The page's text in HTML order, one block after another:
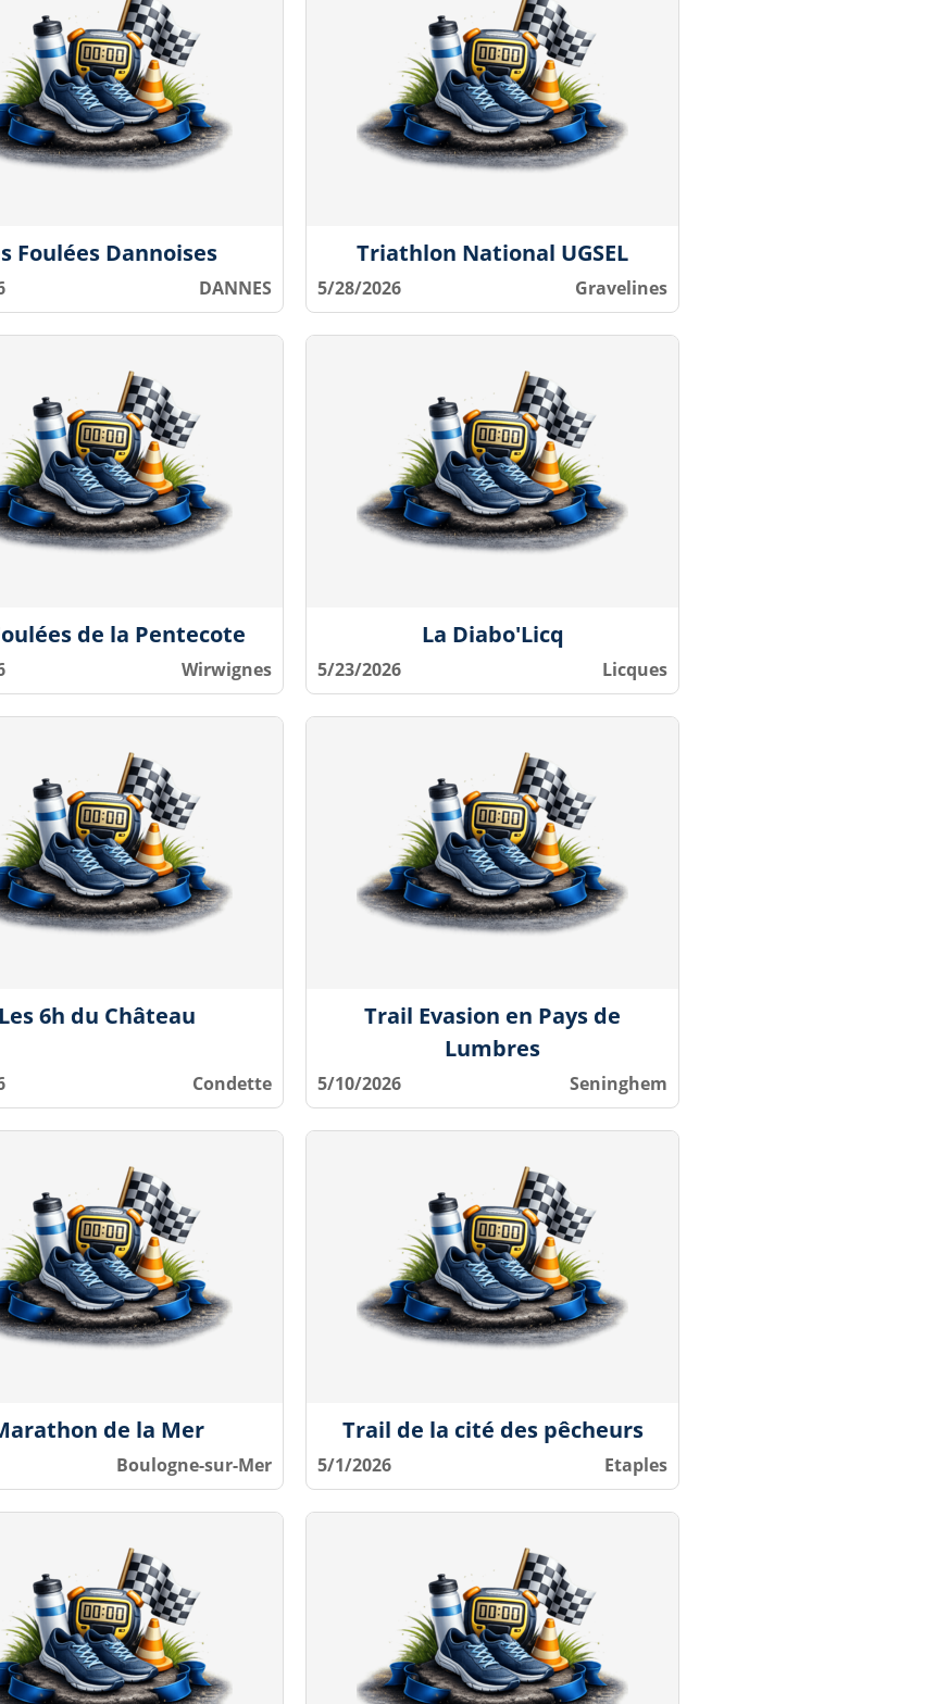
Foulées Dannoises
DANNES
Triathlon National UGSEL
5/28/2026 Gravelines
de la Pentecote
Wirwignes
La Diabo'Licq
5/23/2026 Licques
Les 6h du Château
Condette
Trail Evasion en Pays de
Lumbres
5/10/2026 Seninghem
de la Mer
Boulogne-sur-Mer
Trail de la cité des pêcheurs
5/1/2026 Etaples